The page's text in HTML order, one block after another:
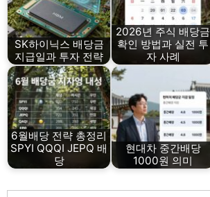
SK하이닉스 배당금
지급일과 투자 전략
2026년 주식 배당금
확인 방법과 실전 투
자 사례
6월배당 전략 총정리
SPYI QQQI JEPQ 배
당
현대차 중간배당
1000원 의미